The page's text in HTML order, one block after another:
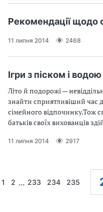
Рекомендацiї щодо
11 липня 2014 2468
Ігри з піском і
Літо й подорожі —
знайти сприятливіший час
сімейного відпочинку.Тож
батьків своїх вихованців
11 липня 2014 2917
1 2 ... 233 234 235